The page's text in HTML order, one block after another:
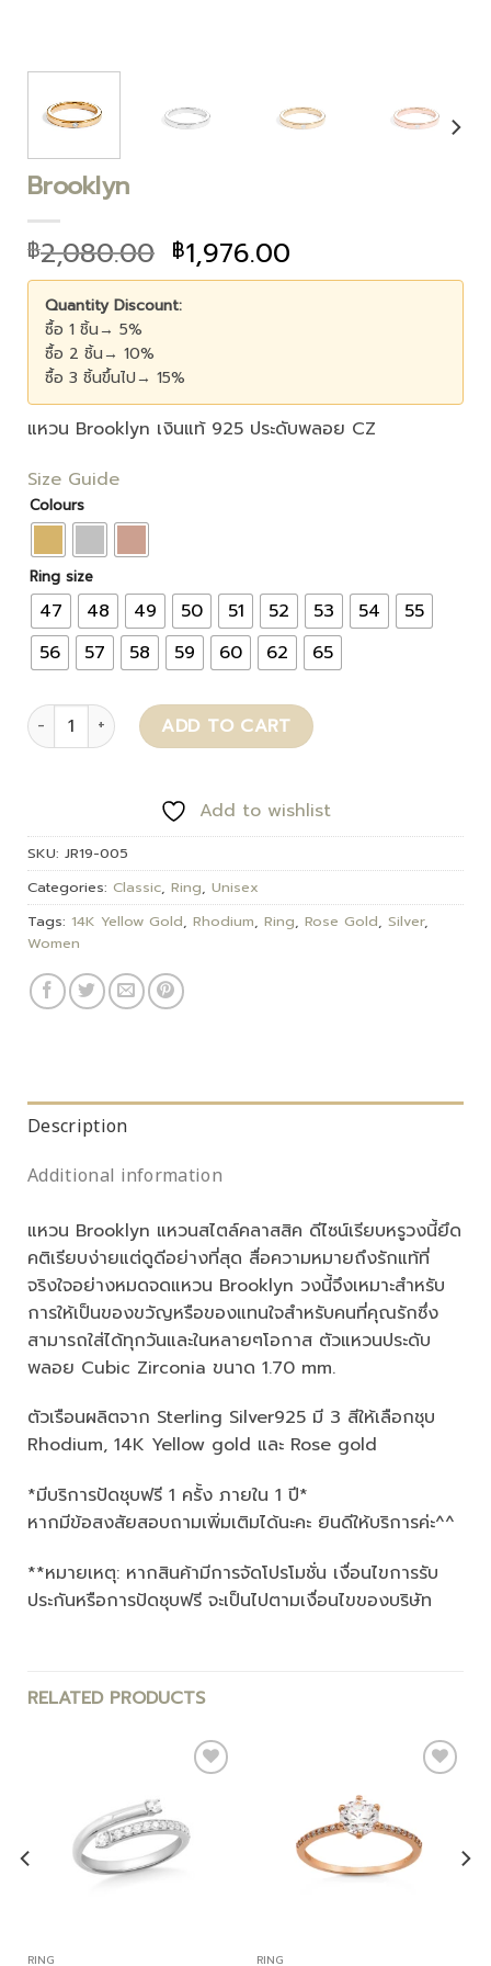
Brooklyn
฿2,080.00 ฿1,976.00
Quantity Discount:
ซื้อ 1 ชิ้น→ 5%
ซื้อ 2 ชิ้น→ 10%
ซื้อ 3 ชิ้นขึ้นไป→ 15%
แหวน Brooklyn เงินแท้ 925 ประดับพลอย CZ
Size Guide
Colours
Ring size
47 48 49 50 51 52 53 54
55
56
57 58 59 60 62 65
Brooklyn quantity ADD TO CART
Add to wishlist
SKU: JR19-005
Categories: Classic, Ring, Unisex
Tags: 14K Yellow Gold, Rhodium, Ring, Rose Gold, Silver,
Women
Description
Additional information
แหวน Brooklyn แหวนสไตล์คลาสสิค ดีไซน์เรียบหรูวงนี้ยึด
คติเรียบง่ายแต่ดูดีอย่างที่สุด สื่อความหมายถึงรักแท้ที่
จริงใจอย่างหมดจดแหวน Brooklyn วงนี้จึงเหมาะสำหรับ
การให้เป็นของขวัญหรือของแทนใจสำหรับคนที่คุณรักซึ่ง
สามารถใส่ได้ทุกวันและในหลายๆโอกาส ตัวแหวนประดับ
พลอย Cubic Zirconia ขนาด 1.70 mm.
ตัวเรือนผลิตจาก Sterling Silver925 มี 3 สีให้เลือกชุบ
Rhodium, 14K Yellow gold และ Rose gold
*มีบริการปัดชุบฟรี 1 ครั้ง ภายใน 1 ปี*
หากมีข้อสงสัยสอบถามเพิ่มเติมได้นะคะ ยินดีให้บริการค่ะ^^
**หมายเหตุ: หากสินค้ามีการจัดโปรโมชั่น เงื่อนไขการรับ
ประกันหรือการปัดชุบฟรี จะเป็นไปตามเงื่อนไขของบริษัท
RELATED PRODUCTS
Add to
wishlist
RING
Add to
wishlist
RING